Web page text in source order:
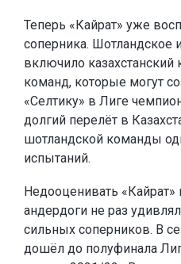
Теперь «Кайрат» уже
соперника. Шотландское
включило
команд, которые могут
«Селтику» в Лиге
долгий перелёт в
шотландской команды
испытаний.
Недооценивать «Кайрат»
андердоги не раз
сильных соперников. В
дошёл до полуфинала